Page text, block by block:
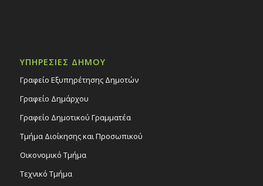
ΥΠΗΡΕΣΙΕΣ ΔΗΜΟΥ
Γραφείο Εξυπηρέτησης Δημοτών
Γραφείο Δημάρχου
Γραφείο Δημοτικού Γραμματέα
Τμήμα Διοίκησης και Προσωπικού
Οικονομικό Τμήμα
Τεχνικό Τμήμα